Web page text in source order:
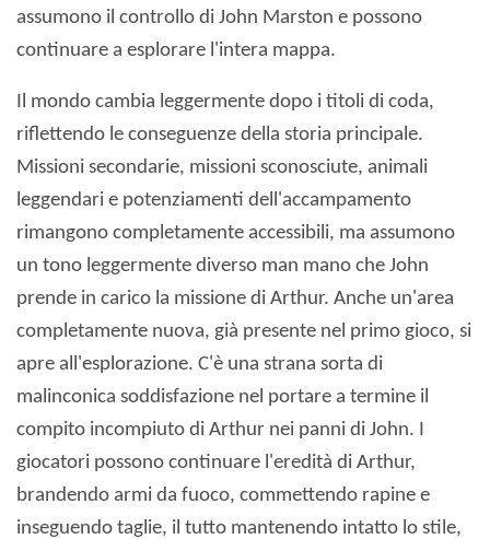
assumono il controllo di John Marston e possono
continuare a esplorare l'intera mappa.
Il mondo cambia leggermente dopo i titoli di coda,
riflettendo le conseguenze della storia principale.
Missioni secondarie, missioni sconosciute, animali
leggendari e potenziamenti dell'accampamento
rimangono completamente accessibili, ma assumono
un tono leggermente diverso man mano che John
prende in carico la missione di Arthur. Anche un'area
completamente nuova, già presente nel primo gioco, si
apre all'esplorazione. C'è una strana sorta di
malinconica soddisfazione nel portare a termine il
compito incompiuto di Arthur nei panni di John. I
giocatori possono continuare l'eredità di Arthur,
brandendo armi da fuoco, commettendo rapine e
inseguendo taglie, il tutto mantenendo intatto lo stile,